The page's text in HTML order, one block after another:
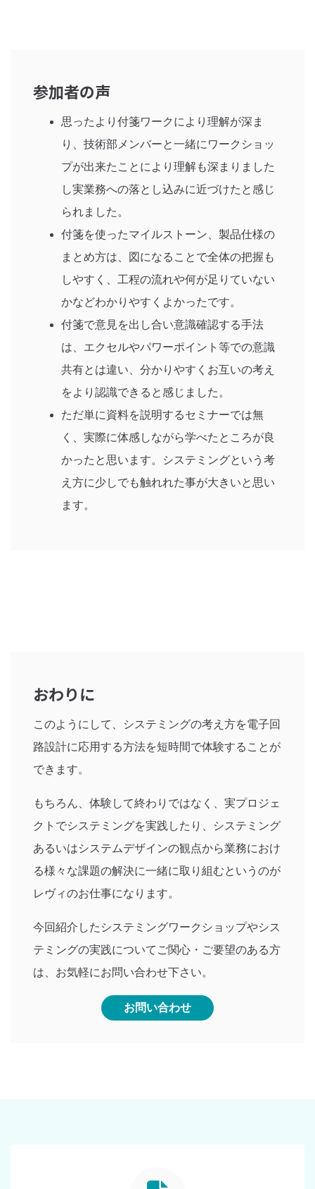
参加者の声
思ったより付箋ワークにより理解が深ま
り、技術部メンバーと一緒にワークショッ
プが出来たことにより理解も深まりました
し実業務への落とし込みに近づけたと感じ
られました。
付箋を使ったマイルストーン、製品仕様の
まとめ方は、図になることで全体の把握も
しやすく、工程の流れや何が足りていない
かなどわかりやすくよかったです。
付箋で意見を出し合い意識確認する手法
は、エクセルやパワーポイント等での意識
共有とは違い、分かりやすくお互いの考え
をより認識できると感じました。
ただ単に資料を説明するセミナーでは無
く、実際に体感しながら学べたところが良
かったと思います。システミングという考
え方に少しでも触れれた事が大きいと思い
ます。
おわりに
このようにして、システミングの考え方を電子回
路設計に応用する方法を短時間で体験することが
できます。
もちろん、体験して終わりではなく、実プロジェ
クトでシステミングを実践したり、システミング
あるいはシステムデザインの観点から業務におけ
る様々な課題の解決に一緒に取り組むというのが
レヴィのお仕事になります。
今回紹介したシステミングワークショップやシス
テミングの実践についてご関心・ご要望のある方
は、お気軽にお問い合わせ下さい。
お問い合わせ